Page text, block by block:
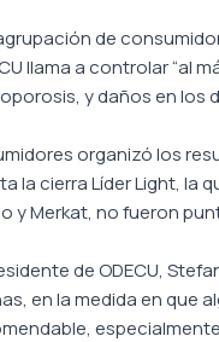
de
llama a controlar “al
y daños en los
organizó los
la cierra Líder Light,
y Merkat, no fueron
de ODECU,
en la medida en